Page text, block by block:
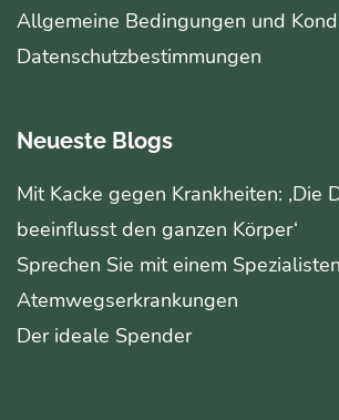
Allgemeine Bedingungen und
Datenschutzbestimmungen
Neueste Blogs
Mit Kacke gegen Krankheiten: ‚Die
beeinflusst den ganzen Körper‘
Sprechen Sie mit einem
Atemwegserkrankungen
Der ideale Spender